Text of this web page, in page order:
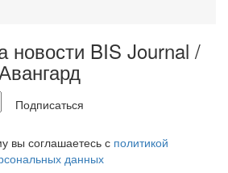
новости BIS Journal /
Подписаться
вы соглашаетесь с политикой
данных